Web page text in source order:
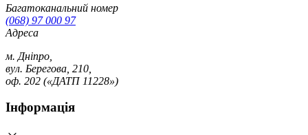
Багатоканальний номер
(068) 97 000 97
Адреса
м. Дніпро,
вул. Берегова, 210,
оф. 202 («ДАТП 11228»)
Інформація